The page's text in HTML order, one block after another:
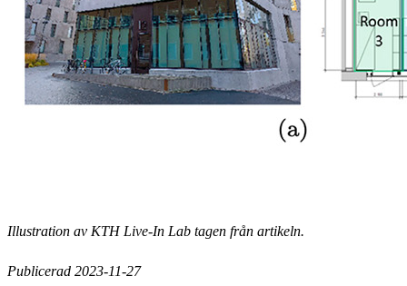
Illustration av KTH Live-In Lab tagen från artikeln.
Publicerad 2023-11-27